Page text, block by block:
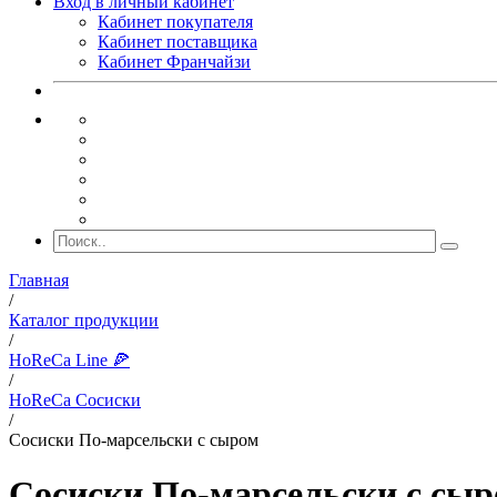
Кабинет покупателя
Кабинет поставщика
Кабинет Франчайзи
Главная
/
Каталог продукции
/
HoReCa Line 🍕
/
HoReCa Сосиски
/
Сосиски По-марсельски с сыром